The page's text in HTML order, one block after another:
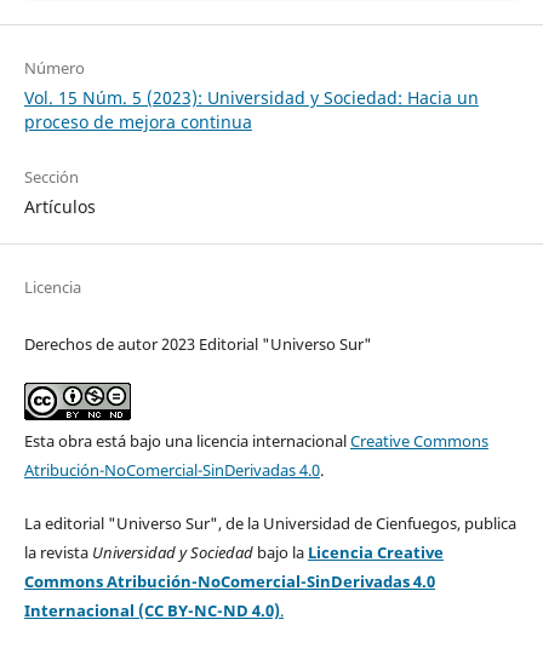
Número
Vol. 15 Núm. 5 (2023): Universidad y Sociedad: Hacia un
proceso de mejora continua
Sección
Artículos
Licencia
Derechos de autor 2023 Editorial "Universo Sur"
Esta obra está bajo una licencia internacionalCreative Commons
Atribución-NoComercial-SinDerivadas 4.0.
La editorial "Universo Sur", de la Universidad de Cienfuegos, publica
la revista Universidad y Sociedad bajo la Licencia Creative
Commons Atribución-NoComercial-SinDerivadas 4.0
Internacional (CC BY-NC-ND 4.0).